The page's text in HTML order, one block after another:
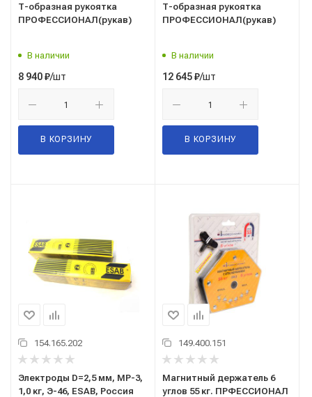
Т-образная рукоятка
ПРОФЕССИОНАЛ(рукав)
В наличии
8 940₽/шт
В КОРЗИНУ
Т-образная рукоятка
ПРОФЕССИОНАЛ(рукав)
В наличии
12 645₽/шт
В КОРЗИНУ
154.165.202
Электроды D=2,5 мм, МР-3,
1,0 кг, Э-46, ESAB, Россия
149.400.151
Магнитный держатель 6
углов 55 кг. ПРФЕССИОНАЛ